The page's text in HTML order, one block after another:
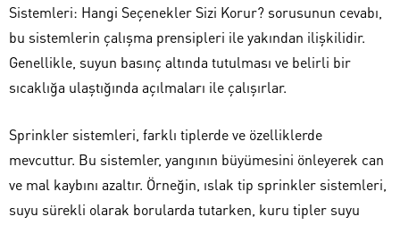
Sistemleri: Hangi Seçenekler Sizi Korur? sorusunun cevabı,
bu sistemlerin çalışma prensipleri ile yakından ilişkilidir.
Genellikle, suyun basınç altında tutulması ve belirli bir
sıcaklığa ulaştığında açılmaları ile çalışırlar.
Sprinkler sistemleri, farklı tiplerde ve özelliklerde
mevcuttur. Bu sistemler, yangının büyümesini önleyerek can
ve mal kaybını azaltır. Örneğin, ıslak tip sprinkler sistemleri,
suyu sürekli olarak borularda tutarken, kuru tipler suyu